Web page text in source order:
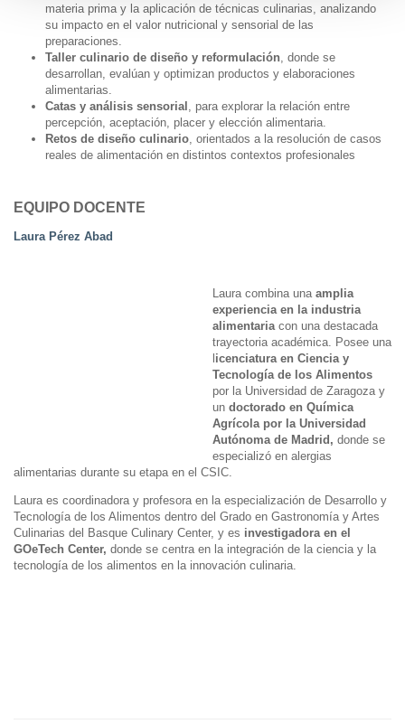
materia prima y la aplicación de técnicas culinarias, analizando
su impacto en el valor nutricional y sensorial de las
preparaciones.
Taller culinario de diseño y reformulación , donde se
desarrollan, evalúan y optimizan productos y elaboraciones
alimentarias.
Catas y análisis sensorial
, para explorar la relación entre
percepción, aceptación, placer y elección alimentaria.
Retos de diseño culinario , orientados a la resolución de casos
reales de alimentación en distintos contextos profesionales
EQUIPO DOCENTE
Laura Pérez Abad
Laura combina una amplia
experiencia en la industria
alimentaria con una destacada
trayectoria académica. Posee una
icenciatura en Ciencia y
Tecnología de los Alimentos
por la Universidad de Zaragoza y
un doctorado en Química
Agrícola por la Universidad
Autónoma de Madrid, donde se
especializó en alergias
alimentarias durante su etapa en el CSIC.
Laura es coordinadora y profesora en la especialización de Desarrollo y
Tecnología de los Alimentos dentro del Grado en Gastronomía y Artes
Culinarias del Basque Culinary Center, y es investigadora en el
GOeTech Center, donde se centra en la integración de la ciencia y la
tecnología de los alimentos en la innovación culinaria.